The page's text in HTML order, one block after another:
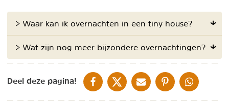
> Waar kan ik overnachten in een tiny house?
> Wat zijn nog meer bijzondere overnachtingen?
Deel deze pagina! DELEN OP FACEBOOK
DELEN OP XDELEN VIA DE MAIL
DELEN OP PINTEREST
DELEN OP